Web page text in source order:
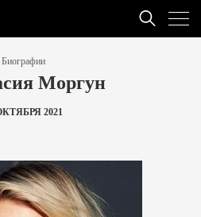
Биографии
Моргун
2021